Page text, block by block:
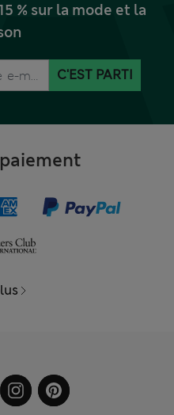
% sur la mode et la
C'EST PARTI